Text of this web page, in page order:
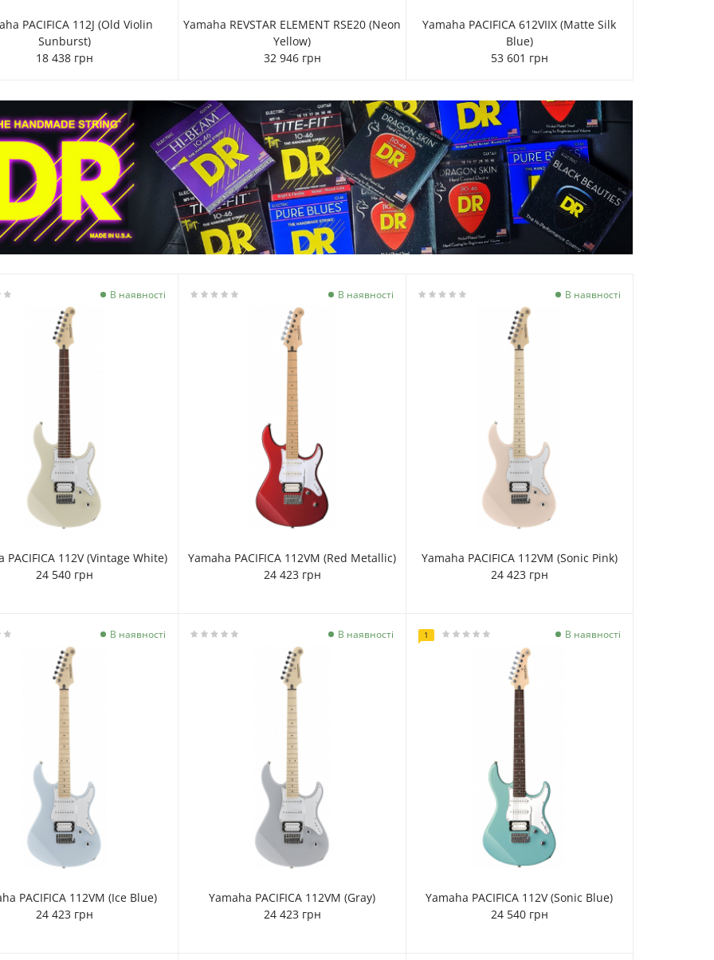
PACIFICA 112J (Old Violin
Sunburst)
18 438 грн
Yamaha REVSTAR ELEMENT RSE20 (Neon
Yellow)
32 946 грн
Yamaha PACIFICA 612VIIX (Matte Silk
Blue)
53 601 грн
В наявності
PACIFICA 112V (Vintage White)
24 540 грн
В наявності
Yamaha PACIFICA 112VM (Red Metallic)
24 423 грн
В наявності
Yamaha PACIFICA 112VM (Sonic Pink)
24 423 грн
В наявності
PACIFICA 112VM (Ice Blue)
24 423 грн
В наявності
Yamaha PACIFICA 112VM (Gray)
24 423 грн
1 В наявності
Yamaha PACIFICA 112V (Sonic Blue)
24 540 грн